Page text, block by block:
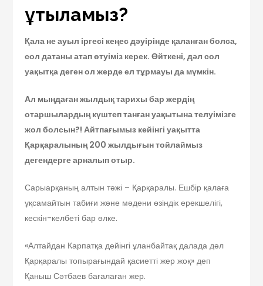
құтыламыз?
Қала не ауыл іргесі кеңес дәуірінде қаланған болса,
сол датаны атап өтуіміз керек. Өйткені, дәл сол
уақытқа деген ол жерде ел тұрмауы да мүмкін.
Ал мыңдаған жылдық тарихы бар жердің
отаршылардың күштеп танған уақытына телуімізге
жол болсын?! Айтпағымыз кейінгі уақытта
Қарқаралының 200 жылдығын тойлаймыз
дегендерге арналып отыр.
Сарыарқаның алтын тәжі – Қарқаралы. Ешбір қалаға
ұқсамайтын табиғи және мәдени өзіндік ерекшелігі,
кескін-келбеті бар өлке.
«Алтайдан Карпатқа дейінгі ұлан­байтақ далада дәл
Қарқаралы топы­ра­ғын­дай қасиетті жер жоқ» деп
Қаныш Сәтбаев баға­лаған жер.